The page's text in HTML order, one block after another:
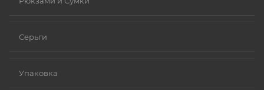
Серьги
Упаковка